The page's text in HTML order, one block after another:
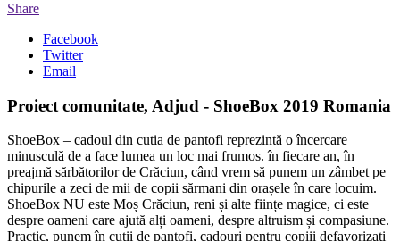
Share
Facebook
Twitter
Email
Proiect comunitate, Adjud - ShoeBox 2019 Romania
ShoeBox – cadoul din cutia de pantofi reprezintă o încercare
minusculă de a face lumea un loc mai frumos. în fiecare an, în
preajmă sărbătorilor de Crăciun, când vrem să punem un zâmbet pe
chipurile a zeci de mii de copii sărmani din orașele în care locuim.
ShoeBox NU este Moș Crăciun, reni și alte ființe magice, ci este
despre oameni care ajută alți oameni, despre altruism și compasiune.
Practic, punem în cutii de pantofi, cadouri pentru copiii defavorizați